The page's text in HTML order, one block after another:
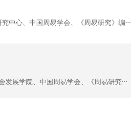
心、中国周易学会、《周易研究》编···
展学院、中国周易学会、《周易研究···